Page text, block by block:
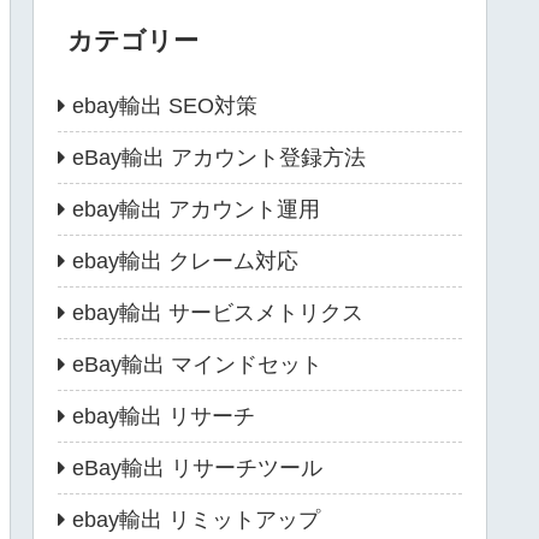
カテゴリー
ebay輸出 SEO対策
eBay輸出 アカウント登録方法
ebay輸出 アカウント運用
ebay輸出 クレーム対応
ebay輸出 サービスメトリクス
eBay輸出 マインドセット
ebay輸出 リサーチ
eBay輸出 リサーチツール
ebay輸出 リミットアップ